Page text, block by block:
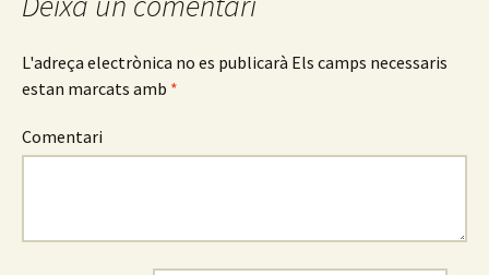
articles
L'adreça electrònica no es publicarà Els camps necessaris
estan marcats amb *
Comentari